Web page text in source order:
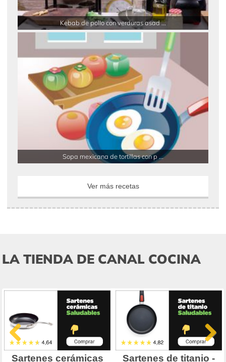
Kebab de pollo con verduras asad ...
Sopa mexicana de tortillas con p ...
Ver más recetas
LA TIENDA DE CANAL COCINA